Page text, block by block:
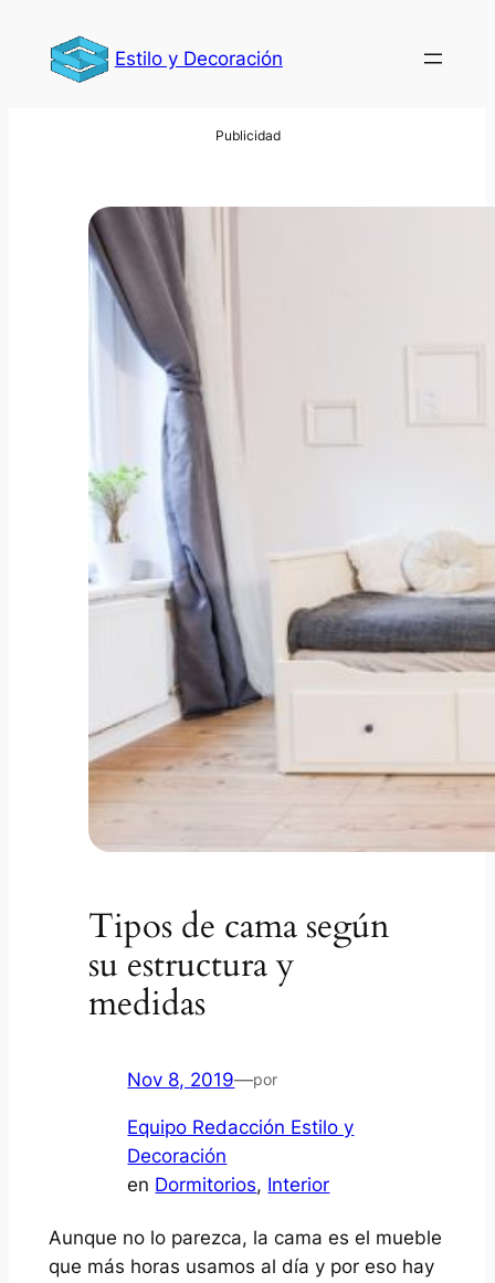
contenido
Estilo y Decoración
Tipos de cama según
su estructura y
medidas
Nov 8, 2019—por
Equipo Redacción Estilo y
Decoración
en Dormitorios, Interior
Aunque no lo parezca, la cama es el mueble
que más horas usamos al día y por eso hay